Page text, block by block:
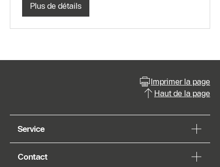
Plus de détails
Imprimer la page
Haut de la page
Service
Contact